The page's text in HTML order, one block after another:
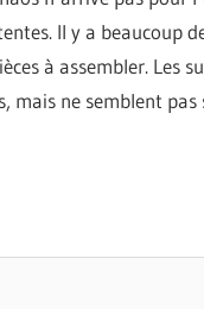
Il y a beaucoup
à assembler. Les
mais ne semblent pas